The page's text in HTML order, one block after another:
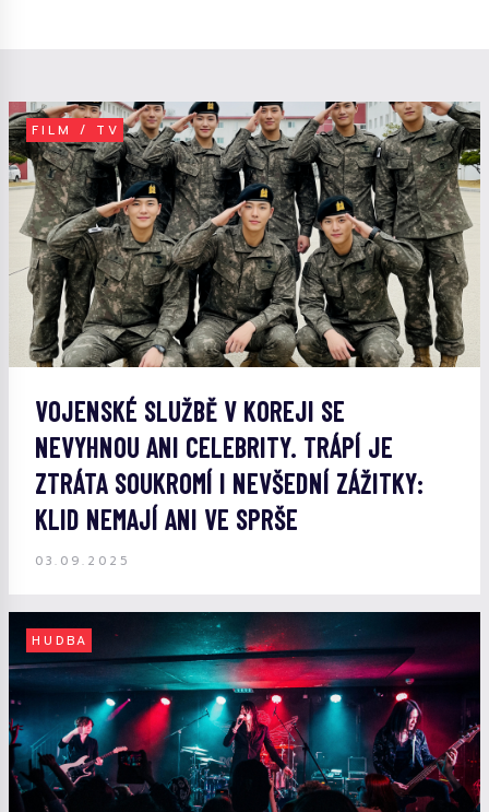
FILM / TV
VOJENSKÉ SLUŽBĚ V KOREJI SE
NEVYHNOU ANI CELEBRITY. TRÁPÍ JE
ZTRÁTA SOUKROMÍ I NEVŠEDNÍ ZÁŽITKY:
KLID NEMAJÍ ANI VE SPRŠE
03.09.2025
HUDBA